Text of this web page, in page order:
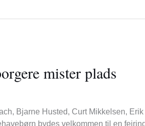
mister plads
Bjarne Husted, Curt Mikkelsen, Erik
bydes velkommen til en